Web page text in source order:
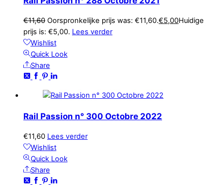
€11,60 Oorspronkelijke prijs was: €11,60.€5,00Huidige
prijs is: €5,00. Lees verder
Wishlist
Quick Look
Share
Rail Passion n° 300 Octobre 2022
€11,60 Lees verder
Wishlist
Quick Look
Share